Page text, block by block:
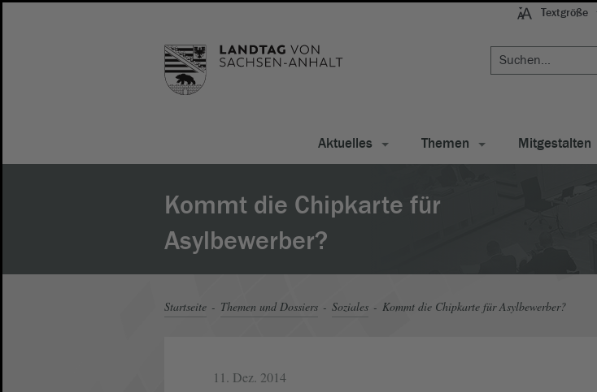
Textgröße
Aktuelles Themen Mitgestalten
Kommt die Chipkarte für
Asylbewerber?
Startseite Themen und Dossiers Soziales Kommt die Chipkarte für Asylbewerber?
11. Dez. 2014